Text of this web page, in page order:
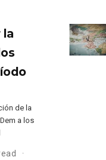
la
de la
a los